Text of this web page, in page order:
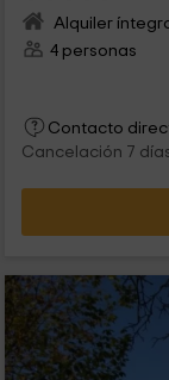
Alquiler
4 personas
Contacto
Cancelación 7